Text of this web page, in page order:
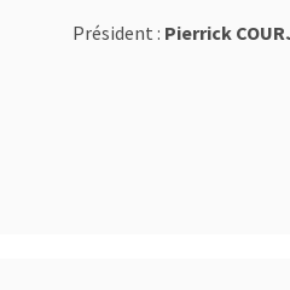
Président : Pierrick